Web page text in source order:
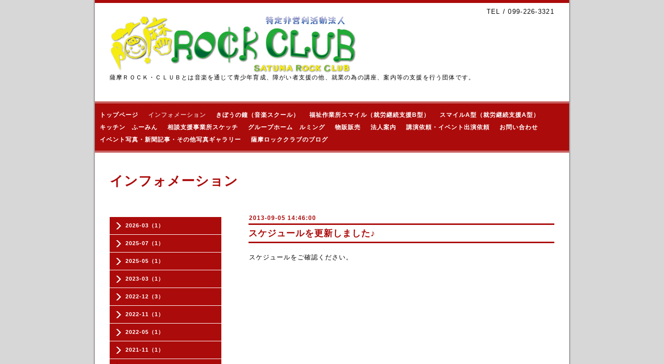
TEL / 099-226-3321
薩摩ＲＯＣＫ・ＣＬＵＢとは音楽を通じて青少年育成、障がい者支援の他、就業の為の講座、案内等の支援を行う団体です。
トップページ インフォメーション きぼうの鐘（音楽スクール） 福祉作業所スマイル（就労継続支援B型）
スマイルA型（就労継続支援A型）
キッチン ふーみん
相談支援事業所スケッチ グループホーム ルミング 物販販売 法人案内 講演依頼・イベント出演依頼
お問い合わせ
イベント写真・新聞記事・その他写真ギャラリー
薩摩ロッククラブのブログ
2026-03（1）
2025-07（1）
2025-05（1）
2023-03（1）
2022-12（3）
2022-11（1）
2022-05（1）
2021-11（1）
インフォメーション
2013-09-05 14:46:00
スケジュールを更新しました♪
スケジュールをご確認ください。